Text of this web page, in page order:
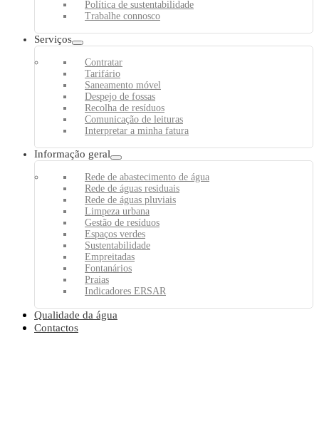
Política de sustentabilidade
Trabalhe connosco
Serviços
Contratar
Tarifário
Saneamento móvel
Despejo de fossas
Recolha de resíduos
Comunicação de leituras
Interpretar a minha fatura
Informação geral
Rede de abastecimento de água
Rede de águas residuais
Rede de águas pluviais
Limpeza urbana
Gestão de resíduos
Espaços verdes
Sustentabilidade
Empreitadas
Fontanários
Praias
Indicadores ERSAR
Qualidade da água
Contactos